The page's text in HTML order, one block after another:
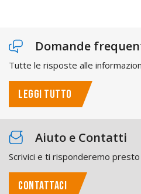
Domande
Tutte le risposte alle
LEGGI TUTTO
Aiuto e Contatti
Scrivici e ti risponderemo presto
CONTATTACI